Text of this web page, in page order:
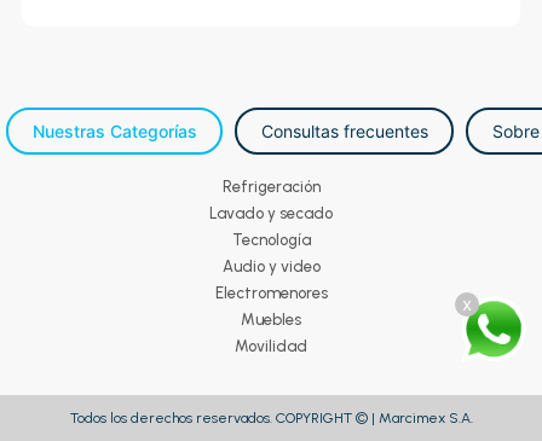
x
Nuestras Categorías Consultas frecuentes
Refrigeración
Lavado y secado
Tecnología
Audio y video
Electromenores
Muebles
Movilidad
Todos los derechos reservados. COPYRIGHT © | Marcimex S.A.